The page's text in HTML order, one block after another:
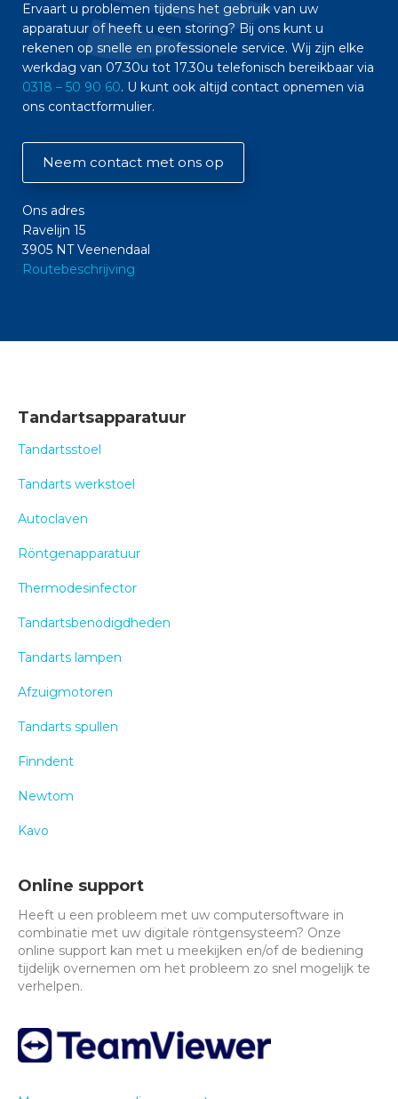
Ervaart u problemen tijdens het gebruik van uw
apparatuur of heeft u een storing? Bij ons kunt u
rekenen op snelle en professionele service. Wij zijn elke
werkdag van 07.30u tot 17.30u telefonisch bereikbaar via
0318 – 50 90 60. U kunt ook altijd contact opnemen via
ons contactformulier.
Neem contact met ons op
Ons adres
Ravelijn 15
3905 NT Veenendaal
Routebeschrijving
Tandartsapparatuur
Tandartsstoel
Tandarts werkstoel
Autoclaven
Röntgenapparatuur
Thermodesinfector
Tandartsbenodigdheden
Tandarts lampen
Afzuigmotoren
Tandarts spullen
Finndent
Newtom
Kavo
Online support
Heeft u een probleem met uw computersoftware in
combinatie met uw digitale röntgensysteem? Onze
online support kan met u meekijken en/of de bediening
tijdelijk overnemen om het probleem zo snel mogelijk te
verhelpen.